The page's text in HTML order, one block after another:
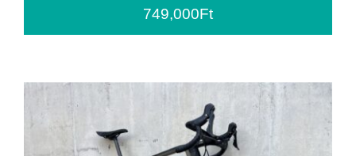
749,000Ft